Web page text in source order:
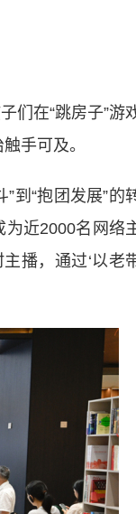
们在“跳房子”游
手可及。
到“抱团发展”的
近2000名网络
播，通过‘以老